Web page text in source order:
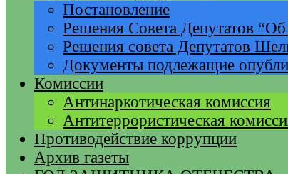
Постановление
Решения Совета Депутатов “Об
Решения совета Депутатов
Документы подлежащие
Комиссии
Антинаркотическая комиссия
Антитеррористическая
Противодействие коррупции
Архив газеты